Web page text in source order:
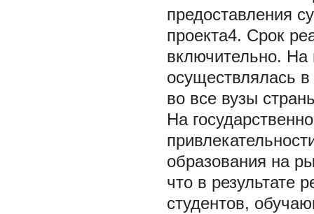
предоставления
проекта4. Срок
включительно. На
осуществлялась в
во все вузы
На
образования на
что в результате
студентов,